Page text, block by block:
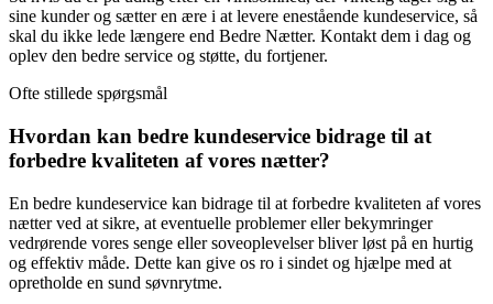
sine kunder og sætter en ære i at levere enestående kundeservice, så
skal du ikke lede længere end Bedre Nætter. Kontakt dem i dag og
oplev den bedre service og støtte, du fortjener.
Ofte stillede spørgsmål
Hvordan kan bedre kundeservice bidrage til at
forbedre kvaliteten af vores nætter?
En bedre kundeservice kan bidrage til at forbedre kvaliteten af vores
nætter ved at sikre, at eventuelle problemer eller bekymringer
vedrørende vores senge eller soveoplevelser bliver løst på en hurtig
og effektiv måde. Dette kan give os ro i sindet og hjælpe med at
opretholde en sund søvnrytme.